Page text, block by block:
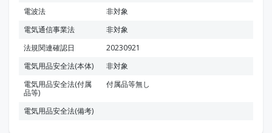
電波法
非対象
電気通信事業法
非対象
法規関連確認日
20230921
電気用品安全法(本体)
非対象
電気用品安全法(付属
品等)
付属品等無し
電気用品安全法(備考)